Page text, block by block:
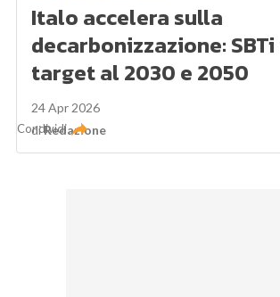
Italo accelera sulla
decarbonizzazione:
target al 2030 e 2050
24 Apr 2026
diRedazione
Condividi